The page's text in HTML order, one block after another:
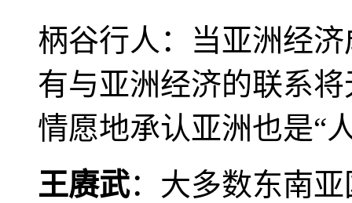
柄谷行人：当亚洲经
有与亚洲经济的联系
情愿地承认亚洲也是“
王赓武：大多数东南